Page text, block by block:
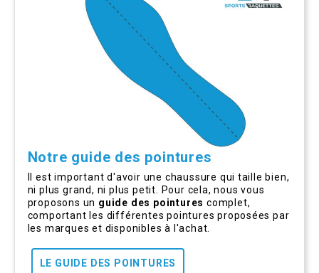
Notre guide des pointures
Il est important d'avoir une chaussure qui taille bien,
ni plus grand, ni plus petit. Pour cela, nous vous
proposons un guide des pointures complet,
comportant les différentes pointures proposées par
les marques et disponibles à l'achat.
LE GUIDE DES POINTURES